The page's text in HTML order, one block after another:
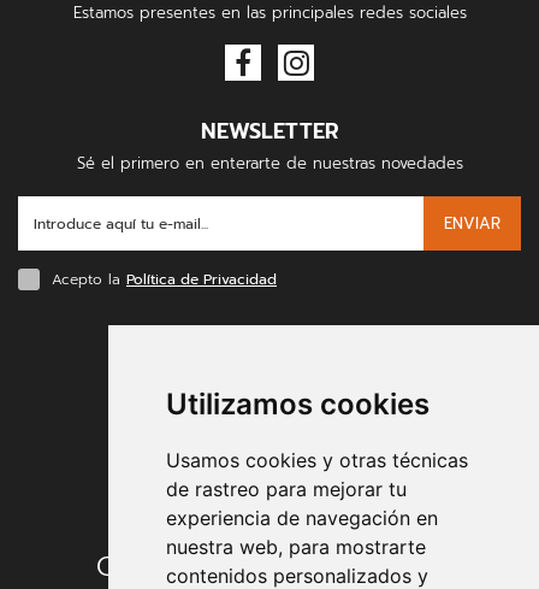
Utilizamos cookies
Usamos cookies y otras técnicas
de rastreo para mejorar tu
experiencia de navegación en
nuestra web, para mostrarte
contenidos personalizados y
Estamos presentes en las principales redes sociales
NEWSLETTER
Sé el primero en enterarte de nuestras novedades
ENVIAR
Acepto la Política de Privacidad
Condiciones de contratación